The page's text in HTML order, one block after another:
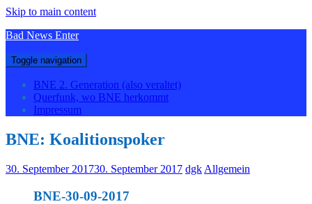
Skip to main content
Bad News Enter
Toggle navigation
BNE 2. Generation (also veraltet)
Querfunk, wo BNE herkommt
Impressum
BNE: Koalitionspoker
30. September 201730. September 2017 dgk Allgemein
BNE-30-09-2017